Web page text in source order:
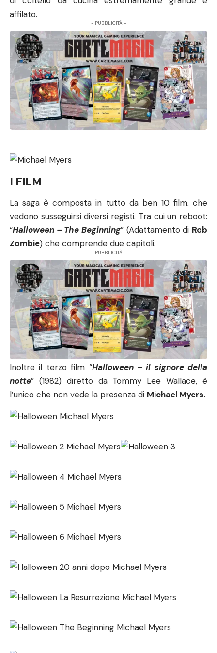
affilato.
- PUBBLICITÀ -
I FILM
La saga è composta in tutto da ben 10 film, che
vedono susseguirsi diversi registi. Tra cui un reboot:
“Halloween – The Beginning” (Adattamento di Rob
Zombie) che comprende due capitoli.
- PUBBLICITÀ -
Inoltre il terzo film “Halloween – il signore della
notte” (1982) diretto da Tommy Lee Wallace, è
l’unico che non vede la presenza di Michael Myers.